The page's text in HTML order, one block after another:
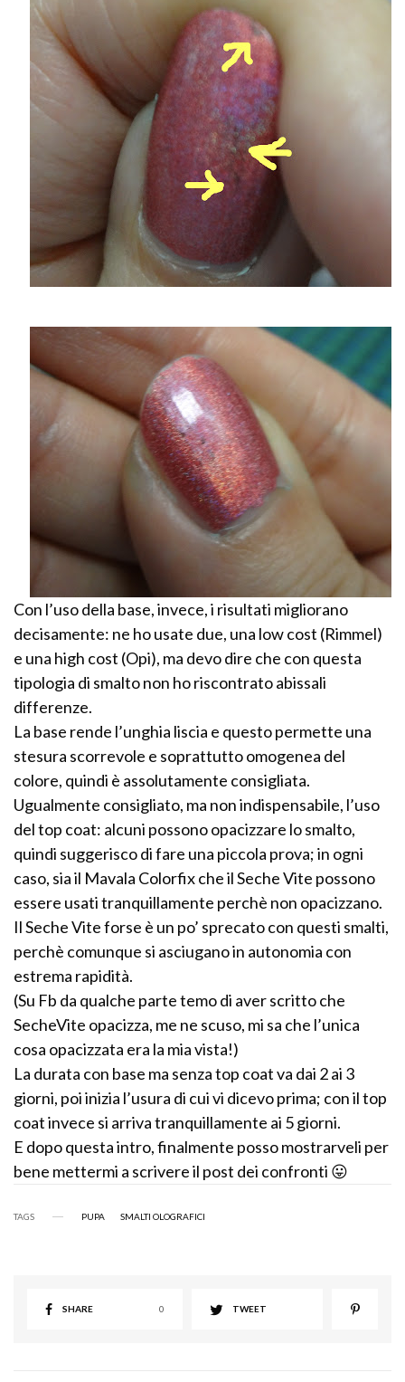
Con l’uso della base, invece, i risultati migliorano
decisamente: ne ho usate due, una low cost (Rimmel)
e una high cost (Opi), ma devo dire che con questa
tipologia di smalto non ho riscontrato abissali
differenze.
La base rende l’unghia liscia e questo permette una
stesura scorrevole e soprattutto omogenea del
colore, quindi è assolutamente consigliata.
Ugualmente consigliato, ma non indispensabile, l’uso
del top coat: alcuni possono opacizzare lo smalto,
quindi suggerisco di fare una piccola prova; in ogni
caso, sia il Mavala Colorfix che il Seche Vite possono
essere usati tranquillamente perchè non opacizzano.
Il Seche Vite forse è un po’ sprecato con questi smalti,
perchè comunque si asciugano in autonomia con
estrema rapidità.
(Su Fb da qualche parte temo di aver scritto che
SecheVite opacizza, me ne scuso, mi sa che l’unica
cosa opacizzata era la mia vista!)
La durata con base ma senza top coat va dai 2 ai 3
giorni, poi inizia l’usura di cui vi dicevo prima; con il top
coat invece si arriva tranquillamente ai 5 giorni.
E dopo questa intro, finalmente posso mostrarveli per
bene mettermi a scrivere il post dei confronti 😛
TAGS PUPA SMALTI OLOGRAFICI
SHARE 0 TWEET